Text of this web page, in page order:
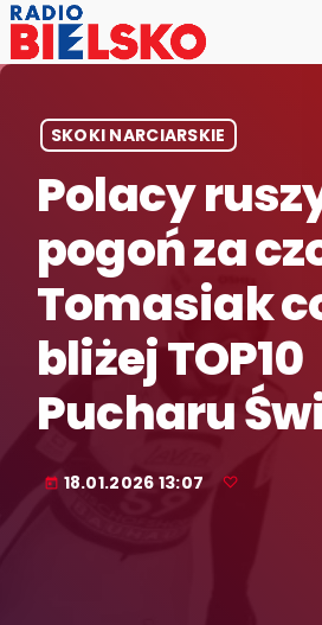
SKOKI NARCIARSKIE
Polacy
pogoń za
Tomasiak
bliżej TOP10
Pucharu
today 18.01.2026 13:07